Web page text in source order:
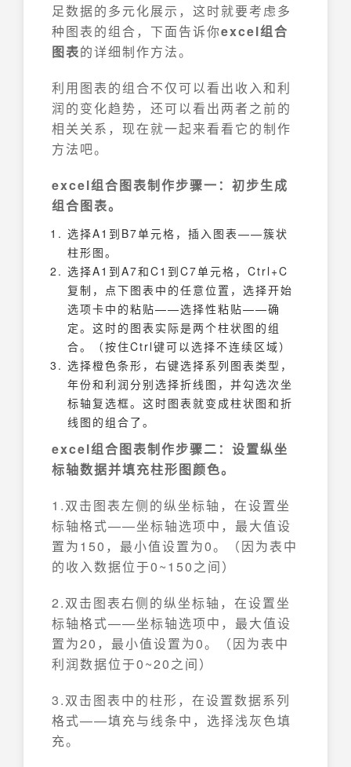
足数据的多元化展示，这时就要考虑多
种图表的组合，下面告诉你excel组合
图表的详细制作方法。
利用图表的组合不仅可以看出收入和利
润的变化趋势，还可以看出两者之前的
相关关系，现在就一起来看看它的制作
方法吧。
excel组合图表制作步骤一：初步生成
组合图表。
选择A1到B7单元格，插入图表——簇状
柱形图。
选择A1到A7和C1到C7单元格，Ctrl+C
复制，点下图表中的任意位置，选择开始
选项卡中的粘贴——选择性粘贴——确
定。这时的图表实际是两个柱状图的组
合。（按住Ctrl键可以选择不连续区域）
选择橙色条形，右键选择系列图表类型，
年份和利润分别选择折线图，并勾选次坐
标轴复选框。这时图表就变成柱状图和折
线图的组合了。
excel组合图表制作步骤二：设置纵坐
标轴数据并填充柱形图颜色。
1.双击图表左侧的纵坐标轴，在设置坐
标轴格式——坐标轴选项中，最大值设
置为150，最小值设置为0。（因为表中
的收入数据位于0~150之间）
2.双击图表右侧的纵坐标轴，在设置坐
标轴格式——坐标轴选项中，最大值设
置为20，最小值设置为0。（因为表中
利润数据位于0~20之间）
3.双击图表中的柱形，在设置数据系列
格式——填充与线条中，选择浅灰色填
充。